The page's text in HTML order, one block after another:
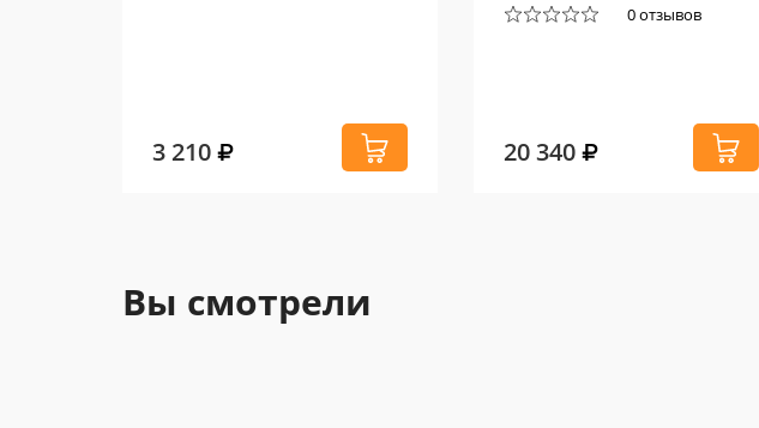
3 210
0 отзывов
20 340
Вы смотрели